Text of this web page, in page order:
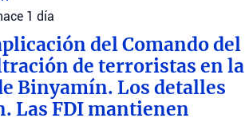
1 día
del Comando del
de terroristas en la
Binyamín. Los detalles
Las FDI mantienen